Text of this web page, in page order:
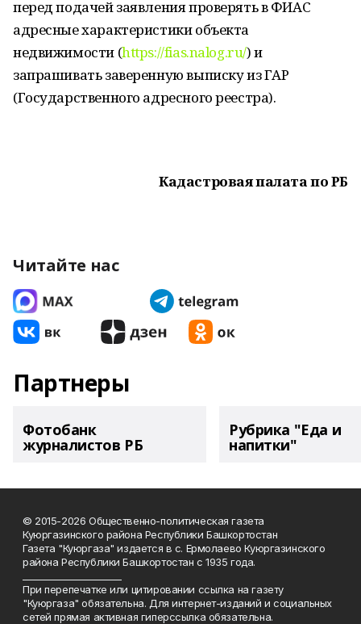
перед подачей заявления проверять в ФИАС
адресные характеристики объекта
недвижимости (https://fias.nalog.ru/) и
запрашивать заверенную выписку из ГАР
(Государственного адресного реестра).
Кадастровая палата по РБ
Читайте нас
Партнеры
Фотобанк
журналистов РБ
Рубрика "Еда и
напитки"
© 2015-2026 Общественно-политическая газета
Куюргазинского района Республики Башкортостан
Газета "Куюргаза" издается в с. Ермолаево Куюргазинского
района Республики Башкортостан с 1935 года.
При перепечатке или цитировании ссылка на газету
"Куюргаза" обязательна. Для интернет-изданий и социальных
сетей прямая активная гиперссылка обязательна.